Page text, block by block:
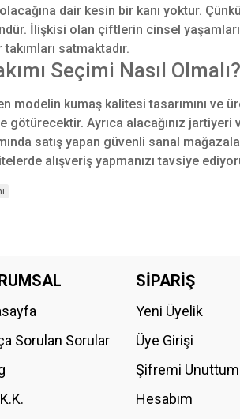
dair kesin bir kanı yoktur.
İlişkisi olan çiftlerin cinsel
satmaktadır.
Seçimi Nasıl Olmalı?
modelin kumaş kalitesi tasarımını
götürecektir. Ayrıca alacağınız
satış yapan güvenli sanal
alışveriş yapmanızı tavsiye
Sorulan Sorular
SİPARİŞ
Yeni Üyelik
Üye Girişi
Şifremi Unuttum
Hesabım